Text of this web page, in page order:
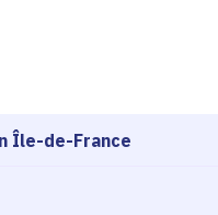
Île-de-France